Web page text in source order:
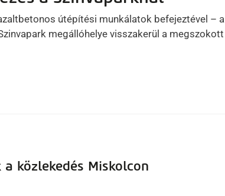
útépítési munkálatok befejeztével – a
megállóhelye visszakerül a megszokott
közlekedés Miskolcon